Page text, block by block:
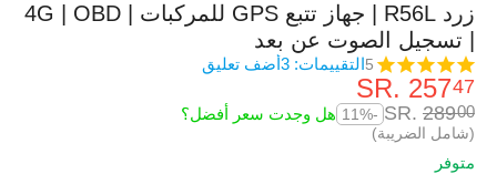
زرد R56L | جهاز تتبع GPS للمركبات | 4G | OBD
| تسجيل الصوت عن بعد
5التقييمات: 3 أضف تعليق
SR.‎257
SR.‎289
-11% هل وجدت سعر أفضل؟
(شامل الضريبة)
متوفر